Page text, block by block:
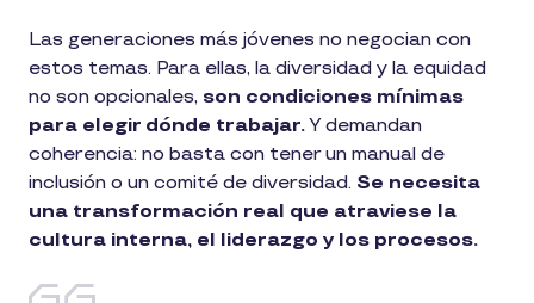
Las generaciones más jóvenes no negocian con
estos temas. Para ellas, la diversidad y la equidad
no son opcionales, son condiciones mínimas
para elegir dónde trabajar.Y demandan
coherencia: no basta con tener un manual de
inclusión o un comité de diversidad. Se necesita
una transformación real que atraviese la
cultura interna, el liderazgo y los procesos.